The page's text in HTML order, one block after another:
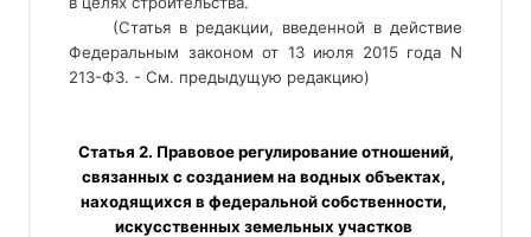
(Статья в редакции, введенной в действие
Федеральным законом от 13 июля 2015 года N
213-ФЗ. - См. предыдущую редакцию)
связанных с созданием на водных объектах,
находящихся в федеральной собственности,
искусственных земельных участков